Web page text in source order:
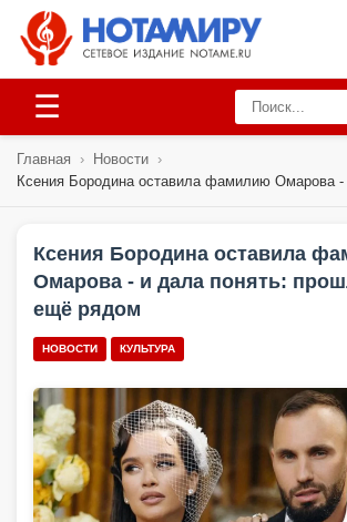
☰
Главная › Новости ›
Ксения Бородина оставила фамилию Омарова
Ксения Бородина оставила
Омарова - и дала понять:
ещё рядом
НОВОСТИ КУЛЬТУРА